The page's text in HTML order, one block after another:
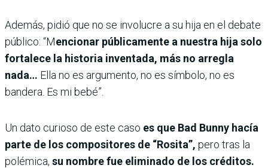
Además, pidió que no se involucre a su hija en el debate
público: “Mencionar públicamente a nuestra hija solo
fortalece la historia inventada, más no arregla
nada… Ella no es argumento, no es símbolo, no es
bandera. Es mi bebé”.
Un dato curioso de este caso es que Bad Bunny hacía
parte de los compositores de “Rosita”, pero tras la
polémica, su nombre fue eliminado de los créditos.